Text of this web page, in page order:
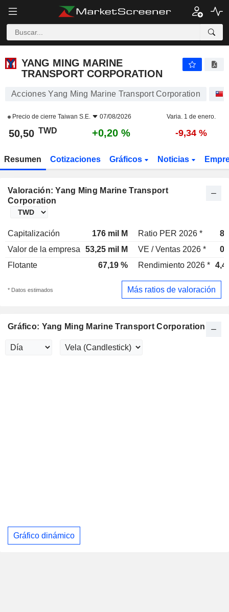
YANG MING MARINE
TRANSPORT CORPORATION
Acciones Yang Ming Marine Transport Corporation
Precio de cierre Taiwan S.E. 07/08/2026 Varia. 1 de enero.
50,50 TWD +0,20 % -9,34 %
Resumen Cotizaciones Gráficos Noticias
Valoración: Yang Ming Marine Transport
Corporation
Capitalización 176 mil M Ratio PER 2026 *
Valor de la empresa
53,25 mil M VE / Ventas 2026 *
Flotante
67,19 % Rendimiento 2026 *
* Datos estimados Más ratios de valoración
Gráfico: Yang Ming Marine Transport Corporation
Gráfico dinámico